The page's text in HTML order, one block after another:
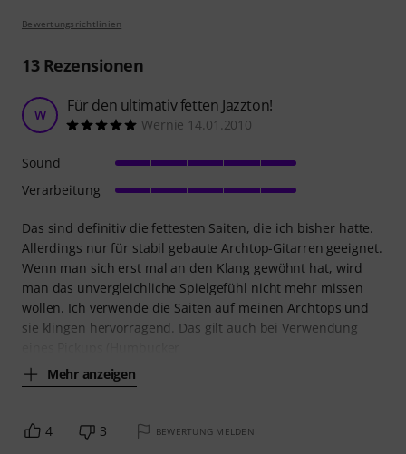
Bewertungsrichtlinien
13Rezensionen
W Für den ultimativ fetten Jazzton!
Wernie 14.01.2010
Das sind definitiv die fettesten Saiten, die ich bisher hatte.
Allerdings nur für stabil gebaute Archtop-Gitarren geeignet.
Wenn man sich erst mal an den Klang gewöhnt hat, wird
man das unvergleichliche Spielgefühl nicht mehr missen
wollen. Ich verwende die Saiten auf meinen Archtops und
sie klingen hervorragend. Das gilt auch bei Verwendung
Mehr anzeigen
Sound
Verarbeitung
4 3 BEWERTUNG MELDEN